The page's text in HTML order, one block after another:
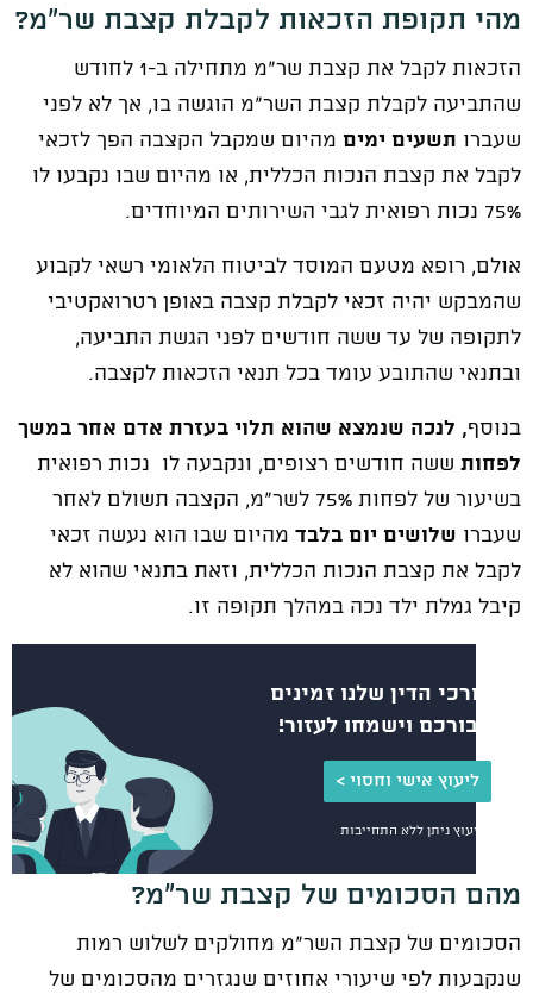
מהי תקופת הזכאות לקבלת קצבת שר"מ?
הזכאות לקבל את קצבת שר"מ מתחילה ב-1 לחודש
שהתביעה לקבלת קצבת השר"מ הוגשה בו, אך לא לפני
שעברו תשעים ימים מהיום שמקבל הקצבה הפך לזכאי
לקבל את קצבת הנכות הכללית, או מהיום שבו נקבעו לו
75% נכות רפואית לגבי השירותים המיוחדים.
אולם, רופא מטעם המוסד לביטוח הלאומי רשאי לקבוע
שהמבקש יהיה זכאי לקבלת קצבה באופן רטרואקטיבי
לתקופה של עד ששה חודשים לפני הגשת התביעה,
ובתנאי שהתובע עומד בכל תנאי הזכאות לקצבה.
בנוסף, לנכה שנמצא שהוא תלוי בעזרת אדם אחר במשך
לפחות ששה חודשים רצופים, ונקבעה לו נכות רפואית
בשיעור של לפחות 75% לשר"מ, הקצבה תשולם לאחר
שעברו שלושים יום בלבד מהיום שבו הוא נעשה זכאי
לקבל את קצבת הנכות הכללית, וזאת בתנאי שהוא לא
קיבל גמלת ילד נכה במהלך תקופה זו.
עורכי הדין שלנו זמינים
עבורכם וישמחו לעזור!
ליעוץ אישי וחסוי >
הייעוץ ניתן ללא התחייבות
מהם הסכומים של קצבת שר"מ?
הסכומים של קצבת השר"מ מחולקים לשלוש רמות
שנקבעות לפי שיעורי אחוזים שנגזרים מהסכומים של